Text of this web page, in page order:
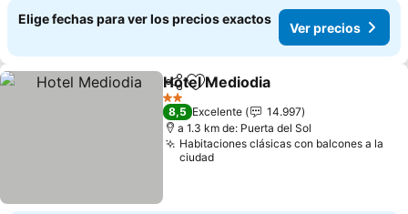
Elige fechas para ver los precios exactos
Ver precios
CompartirAgregar a favoritos
Hotel Mediodia
2 Estrellas
8,5 Excelente
14.997
a 1.3 km de: Puerta del Sol
Habitaciones clásicas con balcones a la
ciudad